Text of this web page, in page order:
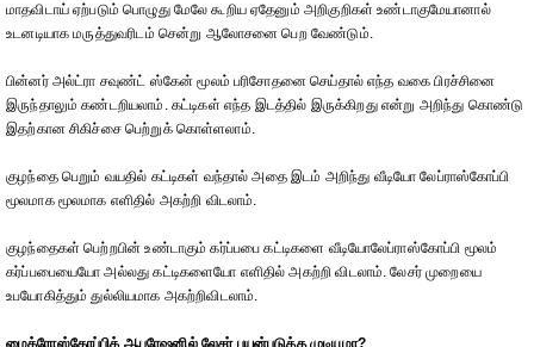
மாதவிடாய் ஏற்படும் பொழுது மேலே கூறிய ஏதேனும் அறிகுறிகள் உண்டாகுமேயானால்
உடனடியாக மருத்துவரிடம் சென்று ஆலோசனை பெற வேண்டும்.
பின்னர் அல்ட்ரா சவுண்ட் ஸ்கேன் மூலம் பரிசோதனை செய்தால் எந்த வகை பிரச்சினை
இருந்தாலும் கண்டறியலாம். கட்டிகள் எந்த இடத்தில் இருக்கிறது என்று அறிந்து கொண்டு
இதற்கான சிகிச்சை பெற்றுக் கொள்ளலாம்.
குழந்தை பெறும் வயதில் கட்டிகள் வந்தால் அதை இடம் அறிந்து வீடியோ லேப்ராஸ்கோப்பி
மூலமாக மூலமாக எளிதில் அகற்றி விடலாம்.
குழந்தைகள் பெற்றபின் உண்டாகும் கர்ப்பபை கட்டிகளை வீடியோலேப்ராஸ்கோப்பி மூலம்
கர்ப்பபையையோ அல்லது கட்டிகளையோ எளிதில் அகற்றி விடலாம். லேசர் முறையை
உபயோகித்தும் துல்லியமாக அகற்றிவிடலாம்.
மைக்ரோஸ்கோப்பிக் ஆபரேஷனில் லேசர் பயன்படுத்த முடியுமா?